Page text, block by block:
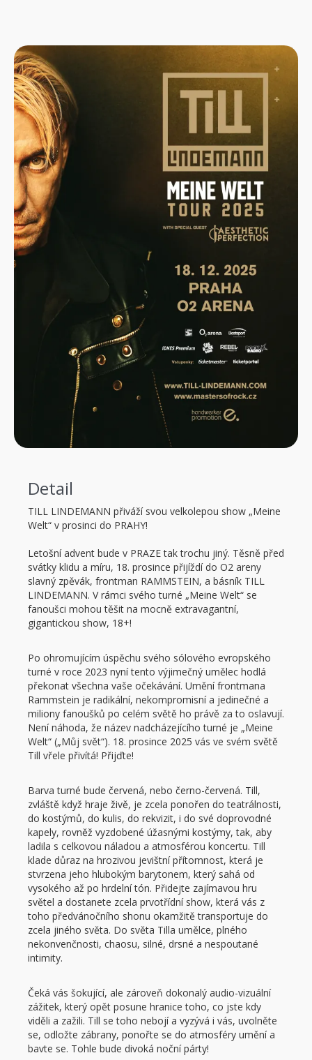
Detail
TILL LINDEMANN přiváží svou velkolepou show „Meine
Welt“ v prosinci do PRAHY!
Letošní advent bude v PRAZE tak trochu jiný. Těsně před
svátky klidu a míru, 18. prosince přijíždí do O2 areny
slavný zpěvák, frontman RAMMSTEIN, a básník TILL
LINDEMANN. V rámci svého turné „Meine Welt“ se
fanoušci mohou těšit na mocně extravagantní,
gigantickou show, 18+!
Po ohromujícím úspěchu svého sólového evropského
turné v roce 2023 nyní tento výjimečný umělec hodlá
překonat všechna vaše očekávání. Umění frontmana
Rammstein je radikální, nekompromisní a jedinečné a
miliony fanoušků po celém světě ho právě za to oslavují.
Není náhoda, že název nadcházejícího turné je „Meine
Welt“ („Můj svět“). 18. prosince 2025 vás ve svém světě
Till vřele přivítá! Přijďte!
Barva turné bude červená, nebo černo-červená. Till,
zvláště když hraje živě, je zcela ponořen do teatrálnosti,
do kostýmů, do kulis, do rekvizit, i do své doprovodné
kapely, rovněž vyzdobené úžasnými kostýmy, tak, aby
ladila s celkovou náladou a atmosférou koncertu. Till
klade důraz na hrozivou jevištní přítomnost, která je
stvrzena jeho hlubokým barytonem, který sahá od
vysokého až po hrdelní tón. Přidejte zajímavou hru
světel a dostanete zcela prvotřídní show, která vás z
toho předvánočního shonu okamžitě transportuje do
zcela jiného světa. Do světa Tilla umělce, plného
nekonvenčnosti, chaosu, silné, drsné a nespoutané
intimity.
Čeká vás šokující, ale zároveň dokonalý audio-vizuální
zážitek, který opět posune hranice toho, co jste kdy
viděli a zažili. Till se toho nebojí a vyzývá i vás, uvolněte
se, odložte zábrany, ponořte se do atmosféry umění a
bavte se. Tohle bude divoká noční párty!